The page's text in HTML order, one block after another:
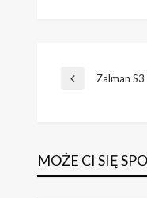
Poprzedni
Zalman
MOŻE CI SIĘ